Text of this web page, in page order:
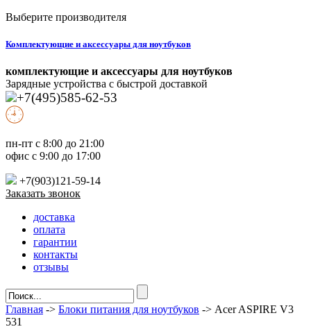
Выберите производителя
Комплектующие и аксессуары для ноутбуков
комплектующие и аксессуары для ноутбуков
Зарядные устройства с быстрой доставкой
+7(495)585-62-53
пн-пт с 8:00 до 21:00
офис с 9:00 до 17:00
+7(903)121-59-14
Заказать звонок
доставка
оплата
гарантии
контакты
отзывы
Главная -> Блоки питания для ноутбуков -> Acer ASPIRE V3
531